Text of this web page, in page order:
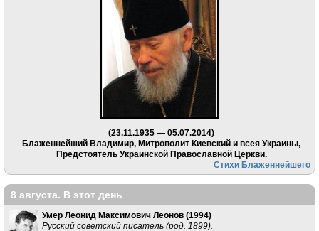
(23.11.1935 — 05.07.2014)
Блаженнейший Владимир, Митрополит Киевский и всея Украины,
Предстоятель Украинской Православной Церкви.
Стихи Блаженнейшего
8 августа. В этот день
Умер Леонид Максимович Леонов (1994)
Русский советский писатель (род. 1899).